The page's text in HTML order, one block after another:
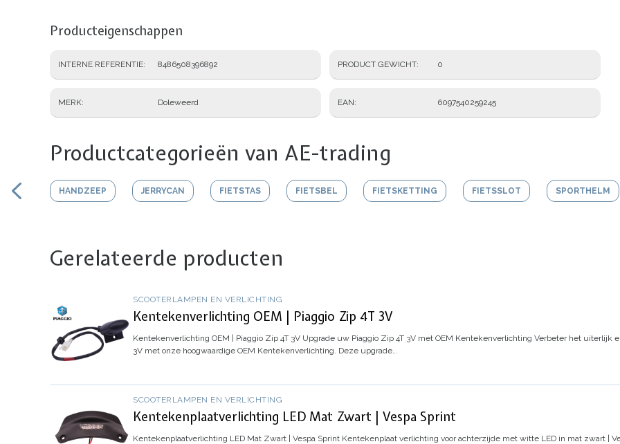
Producteigenschappen
INTERNE REFERENTIE 8486508396892
MERK Doleweerd
PRODUCT GEWICHT 0
EAN 6097540259245
Productcategorieën van AE-trading
HANDZEEP JERRYCAN FIETSTAS FIETSBEL FIETSKETTING FIETSSLOT SPORTHELM
Gerelateerde producten
SCOOTERLAMPEN EN VERLICHTING
Kentekenverlichting OEM | Piaggio Zip 4T 3V
Kentekenverlichting OEM | Piaggio Zip 4T 3V Upgrade uw Piaggio Zip 4T 3V met OEM Kentekenverlichting Verbeter het uiterlijk
3V met onze hoogwaardige OEM Kentekenverlichting. Deze upgrade…
SCOOTERLAMPEN EN VERLICHTING
Kentekenplaatverlichting LED Mat Zwart | Vespa Sprint
Kentekenplaatverlichting LED Mat Zwart | Vespa Sprint Kentekenplaat verlichting voor achterzijde met witte LED in mat zwart |